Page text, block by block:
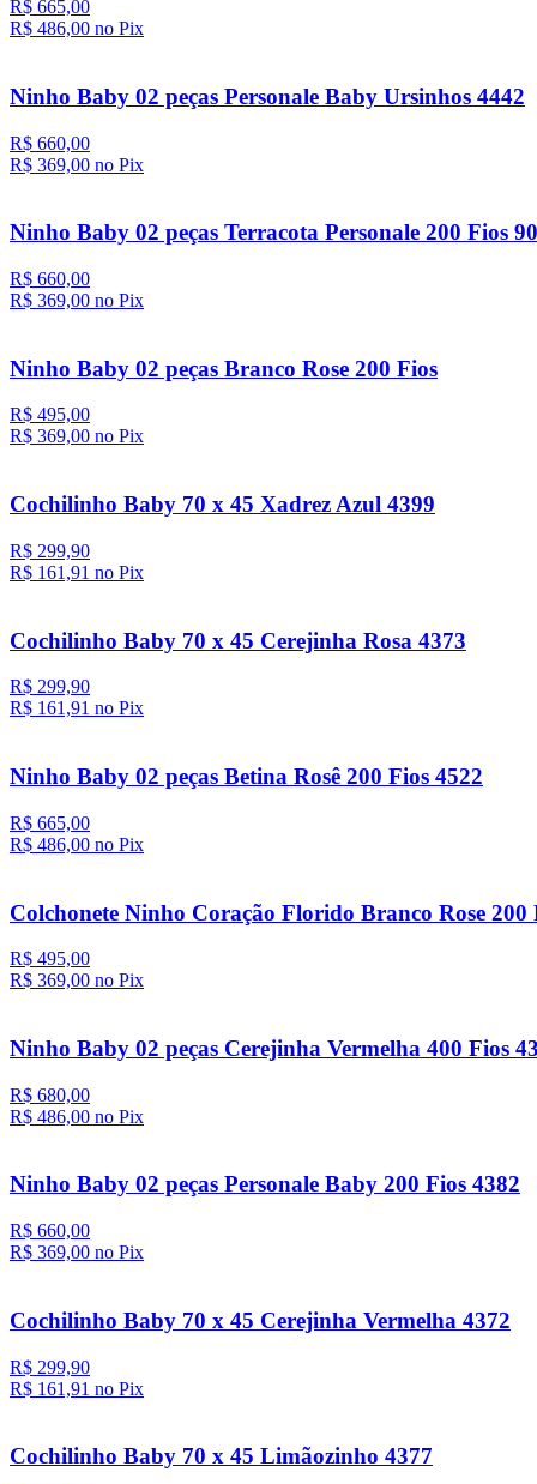
R$ 665,00
R$ 486,00 no Pix
Ninho Baby 02 peças Personale Baby Ursinhos 4442
R$ 660,00
R$ 369,00 no Pix
Ninho Baby 02 peças Terracota Personale 200 Fios
R$ 660,00
R$ 369,00 no Pix
Ninho Baby 02 peças Branco Rose 200 Fios
R$ 495,00
R$ 369,00 no Pix
Cochilinho Baby 70 x 45 Xadrez Azul 4399
R$ 299,90
R$ 161,91 no Pix
Cochilinho Baby 70 x 45 Cerejinha Rosa 4373
R$ 299,90
R$ 161,91 no Pix
Ninho Baby 02 peças Betina Rosê 200 Fios 4522
R$ 665,00
R$ 486,00 no Pix
Colchonete Ninho Coração Florido Branco Rose 200
R$ 495,00
R$ 369,00 no Pix
Ninho Baby 02 peças Cerejinha Vermelha 400 Fios
R$ 680,00
R$ 486,00 no Pix
Ninho Baby 02 peças Personale Baby 200 Fios 4382
R$ 660,00
R$ 369,00 no Pix
Cochilinho Baby 70 x 45 Cerejinha Vermelha 4372
R$ 299,90
R$ 161,91 no Pix
Cochilinho Baby 70 x 45 Limãozinho 4377